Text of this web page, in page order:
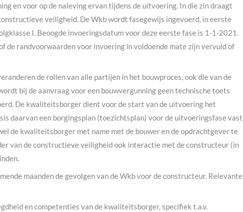
en voor op de naleving ervan tijdens de uitvoering. In die zin draagt
veiligheid. De Wkb wordt fasegewijs ingevoerd, in eerste
I. Beoogde invoeringsdatum voor deze eerste fase is 1-1-2021.
de randvoorwaarden voor invoering in voldoende mate zijn vervuld of
de rollen van alle partijen in het bouwproces, ook die van de
bij de aanvraag voor een bouwvergunning geen technische toets
De kwaliteitsborger dient voor de start van de uitvoering het
daarvan een borgingsplan (toezichtsplan) voor de uitvoeringsfase vast
de kwaliteitsborger met name met de bouwer en de opdrachtgever te
van de constructieve veiligheid ook interactie met de constructeur (in
maanden de gevolgen van de Wkb voor de constructeur. Relevante
en competenties van de kwaliteitsborger, specifiek t.a.v.